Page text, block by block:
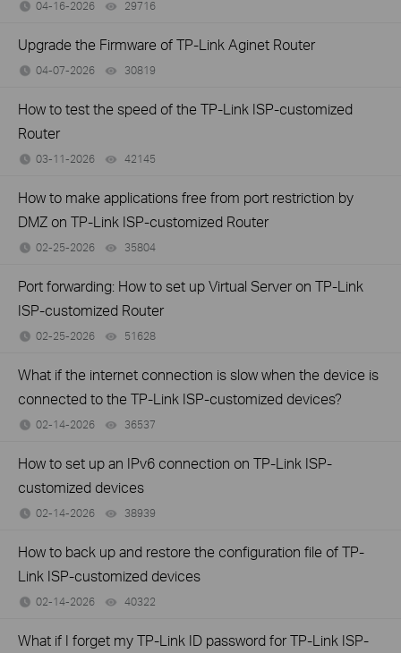
04-16-2026 29716
Upgrade the Firmware of TP-Link Aginet Router
04-07-2026 30819
How to test the speed of the TP-Link ISP-customized
Router
03-11-2026 42145
How to make applications free from port restriction by
DMZ on TP-Link ISP-customized Router
02-25-2026 35804
Port forwarding: How to set up Virtual Server on TP-Link
ISP-customized Router
02-25-2026 51628
What if the internet connection is slow when the device is
connected to the TP-Link ISP-customized devices?
02-14-2026 36537
How to set up an IPv6 connection on TP-Link ISP-
customized devices
02-14-2026 38939
How to back up and restore the configuration file of TP-
Link ISP-customized devices
02-14-2026 40322
What if I forget my TP-Link ID password for TP-Link ISP-